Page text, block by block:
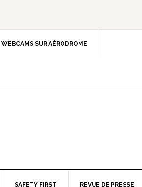
WEBCAMS SUR AÉRODROME
SAFETY FIRST REVUE DE PRESSE